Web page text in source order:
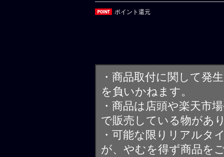
ポイント還元
・商品取付に関して発
を負いかねます。
・商品は店頭や楽天市
で販売している物があ
・可能な限りリアルタ
が、やむを得ず商品を